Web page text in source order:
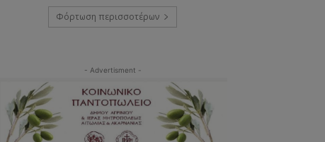
Φόρτωση περισσοτέρων
- Advertisment -